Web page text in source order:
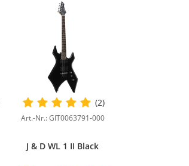
(2)
Art.-Nr.: GIT0063791-000
J & D WL 1 II Black